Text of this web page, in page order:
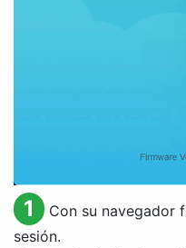
1 Con su navegador
sesión.